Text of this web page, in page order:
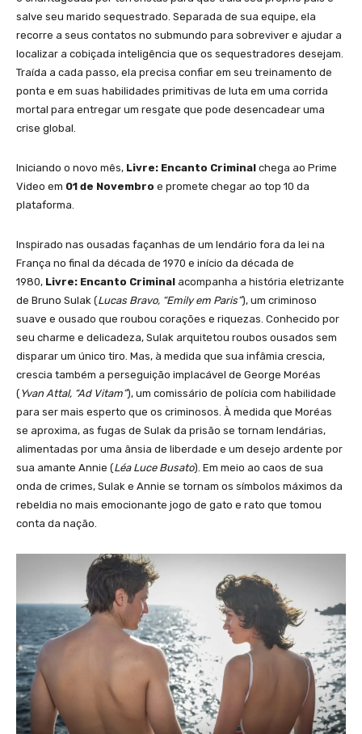
salve seu marido sequestrado. Separada de sua equipe, ela
recorre a seus contatos no submundo para sobreviver e ajudar a
localizar a cobiçada inteligência que os sequestradores desejam.
Traída a cada passo, ela precisa confiar em seu treinamento de
ponta e em suas habilidades primitivas de luta em uma corrida
mortal para entregar um resgate que pode desencadear uma
crise global.
Iniciando o novo mês, Livre: Encanto Criminal chega ao Prime
Video em 01 de Novembro e promete chegar ao top 10 da
plataforma.
Inspirado nas ousadas façanhas de um lendário fora da lei na
França no final da década de 1970 e início da década de
1980, Livre: Encanto Criminal acompanha a história eletrizante
de Bruno Sulak (Lucas Bravo, “Emily em Paris”), um criminoso
suave e ousado que roubou corações e riquezas. Conhecido por
seu charme e delicadeza, Sulak arquitetou roubos ousados sem
disparar um único tiro. Mas, à medida que sua infâmia crescia,
crescia também a perseguição implacável de George Moréas
(Yvan Attal, “Ad Vitam”), um comissário de polícia com habilidade
para ser mais esperto que os criminosos. À medida que Moréas
se aproxima, as fugas de Sulak da prisão se tornam lendárias,
alimentadas por uma ânsia de liberdade e um desejo ardente por
sua amante Annie (Léa Luce Busato). Em meio ao caos de sua
onda de crimes, Sulak e Annie se tornam os símbolos máximos da
rebeldia no mais emocionante jogo de gato e rato que tomou
conta da nação.